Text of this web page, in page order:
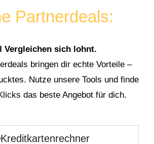
Partnerdeals:
Vergleichen sich lohnt.
bringen dir echte Vorteile –
Nutze unsere Tools und finde
das beste Angebot für dich.
Kreditkartenrechner